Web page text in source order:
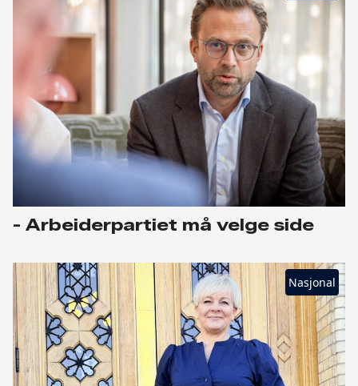
- Arbeiderpartiet må velge side
Nasjonal